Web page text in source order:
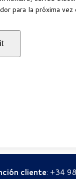
para la próxima vez
cliente: +34